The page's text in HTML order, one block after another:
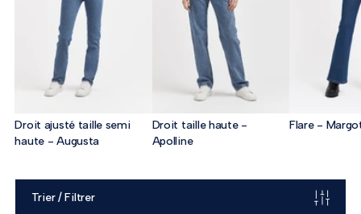
Droit ajusté taille semi
haute - Augusta
Droit taille haute -
Apolline
Flare -
Trier / Filtrer